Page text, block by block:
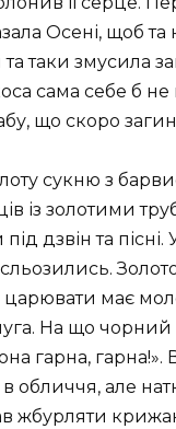
Осені, щоб та
таки змусила
сама себе б не
що скоро
сукню з
із золотими
дзвін та пісні.
має
На що чорний
гарна, гарна!».
обличчя, але
жбурляти